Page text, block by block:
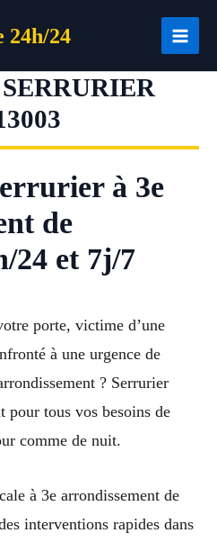
24h/24
à 3e
de
24 et 7j/7
porte, victime d’une
à une urgence de
? Serrurier
tous vos besoins de
comme de nuit.
à 3e arrondissement de
interventions rapides dans